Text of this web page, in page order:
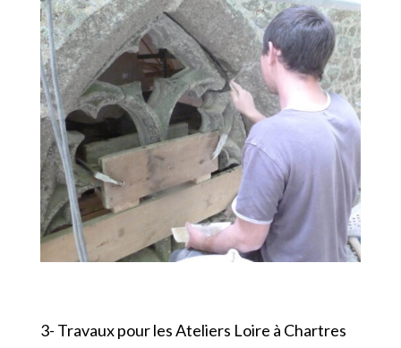
3- Travaux pour les Ateliers Loire à Chartres